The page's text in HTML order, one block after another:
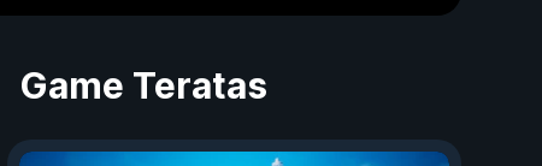
Game Teratas